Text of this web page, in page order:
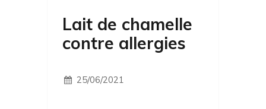
Lait de chamelle
contre allergies
25/06/2021